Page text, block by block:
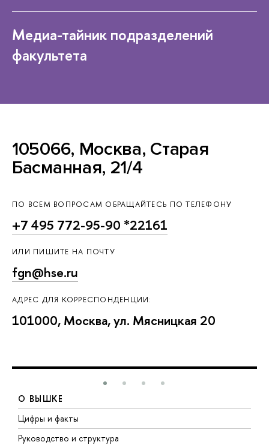
Медиа-тайник подразделений
факультета
105066, Москва, Старая
Басманная, 21/4
ПО ВСЕМ ВОПРОСАМ ОБРАЩАЙТЕСЬ ПО ТЕЛЕФОНУ
+7 495 772-95-90 *22161
ИЛИ ПИШИТЕ НА ПОЧТУ
fgn@hse.ru
АДРЕС ДЛЯ КОРРЕСПОНДЕНЦИИ:
101000, Москва, ул. Мясницкая 20
О ВЫШКЕ
Цифры и факты
Руководство и структура